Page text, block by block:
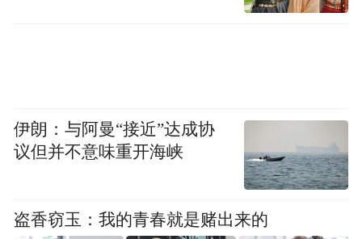
伊朗：与阿曼“接近”达成协
议但并不意味重开海峡
盗香窃玉：我的青春就是赌出来的